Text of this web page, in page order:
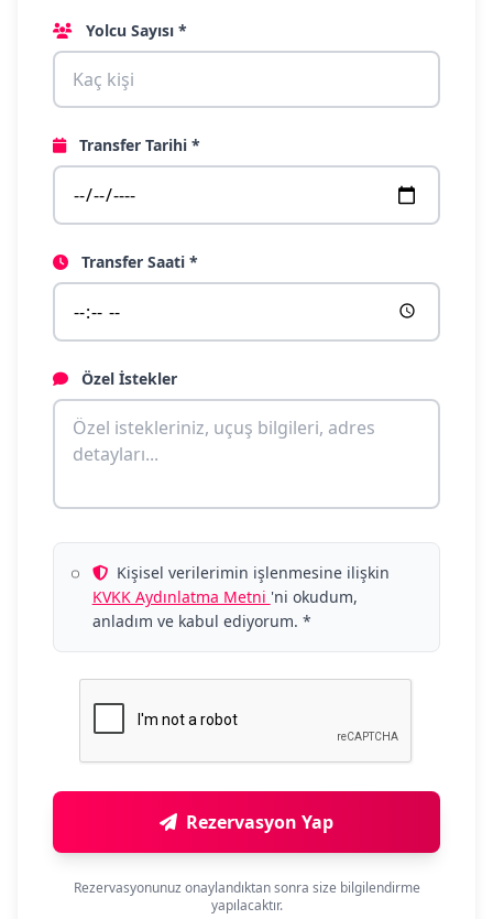
Yolcu Sayısı *
Transfer Tarihi *
Transfer Saati *
Özel İstekler
Kişisel verilerimin işlenmesine ilişkin
KVKK Aydınlatma Metni 'ni okudum,
anladım ve kabul ediyorum. *
Rezervasyon Yap
Rezervasyonunuz onaylandıktan sonra size bilgilendirme
yapılacaktır.